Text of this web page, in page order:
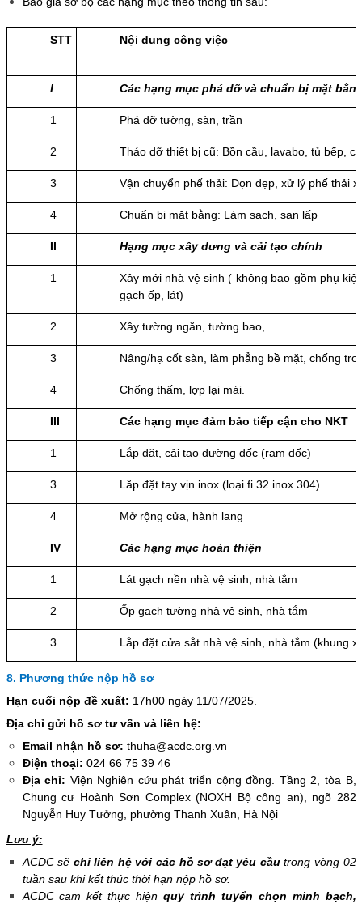
STT Nội dung công việc
I Các hạng mục phá dỡ và chuẩn bị mặt
1 Phá dỡ tường, sàn, trần
2 Tháo dỡ thiết bị cũ: Bồn cầu, lavabo, tủ bếp,
3 Vận chuyển phế thải: Dọn dẹp, xử lý phế thải
4 Chuẩn bị mặt bằng: Làm sạch, san lấp
II Hạng mục xây dưng và cải tạo chính
1
Xây mới nhà vệ sinh ( không bao gồm phụ
gạch ốp, lát)
2 Xây tường ngăn, tường bao,
3 Nâng/hạ cốt sàn, làm phẳng bề mặt, chống
4 Chống thấm, lợp lại mái.
III Các hạng mục đảm bảo tiếp cận cho NKT
1 Lắp đặt, cải tạo đường dốc (ram dốc)
3 Lăp đặt tay vịn inox (loại fi.32 inox 304)
4 Mở rộng cửa, hành lang
IV Các hạng mục hoàn thiện
1 Lát gạch nền nhà vệ sinh, nhà tắm
2 Ốp gạch tường nhà vệ sinh, nhà tắm
3 Lắp đặt cửa sắt nhà vệ sinh, nhà tắm (khung
8. Phương thức nộp hồ sơ
Hạn cuối nộp đề xuất: 17h00 ngày 11/07/2025.
Địa chỉ gửi hồ sơ tư vấn và liên hệ:
Email nhận hồ sơ: thuha@acdc.org.vn
Điện thoại: 024 66 75 39 46
Địa chỉ: Viện Nghiên cứu phát triển cộng đồng. Tầng 2, tòa B,
Chung cư Hoành Sơn Complex (NOXH Bộ công an), ngõ 282
Nguyễn Huy Tưởng, phường Thanh Xuân, Hà Nội
Lưu ý:
ACDC sẽ chỉ liên hệ với các hồ sơ đạt yêu cầutrong vòng 02
tuần sau khi kết thúc thời hạn nộp hồ sơ.
ACDC cam kết thực hiện quy trình tuyển chọn minh bạch,